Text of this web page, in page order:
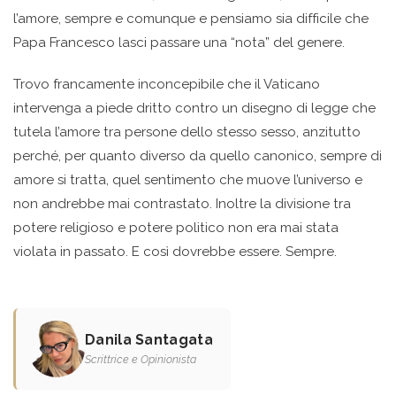
l’amore, sempre e comunque e pensiamo sia difficile che
Papa Francesco lasci passare una “nota” del genere.
Trovo francamente inconcepibile che il Vaticano
intervenga a piede dritto contro un disegno di legge che
tutela l’amore tra persone dello stesso sesso, anzitutto
perché, per quanto diverso da quello canonico, sempre di
amore si tratta, quel sentimento che muove l’universo e
non andrebbe mai contrastato. Inoltre la divisione tra
potere religioso e potere politico non era mai stata
violata in passato. E così dovrebbe essere. Sempre.
Danila Santagata
Scrittrice e Opinionista